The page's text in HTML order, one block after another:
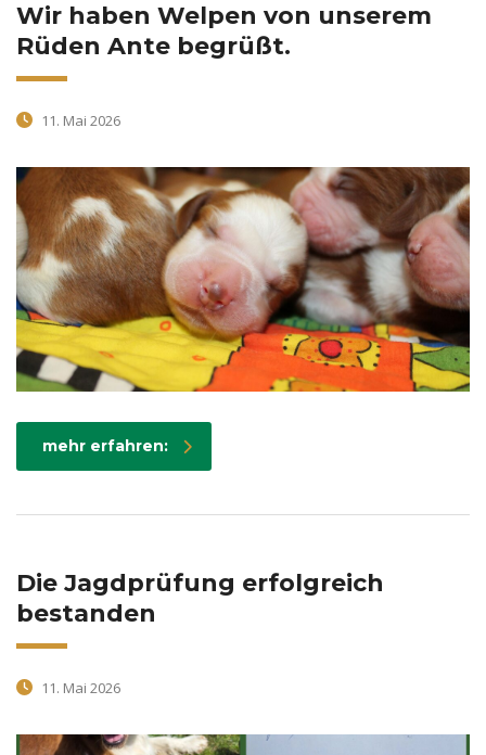
Wir haben Welpen von unserem
Rüden Ante begrüßt.
11. Mai 2026
mehr erfahren:
Die Jagdprüfung erfolgreich
bestanden
11. Mai 2026